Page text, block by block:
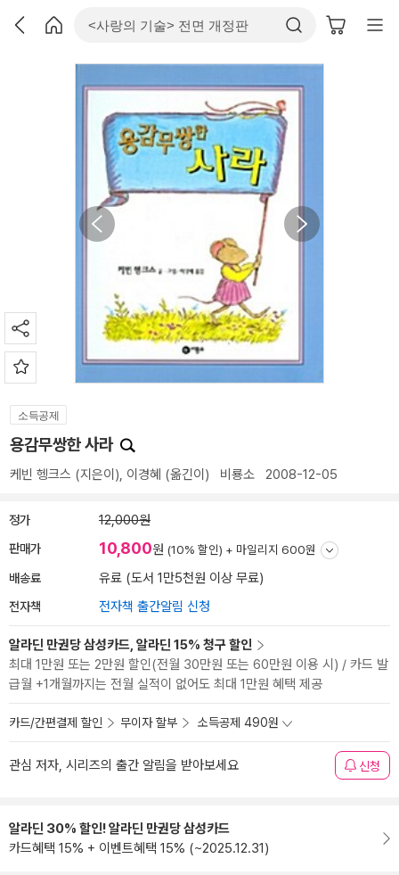
소득공제
용감무쌍한 사라
케빈 헹크스 (지은이), 이경혜 (옮긴이) 비룡소 2008-12-05
정가 12,000원
판매가 10,800원 (10% 할인) + 마일리지 600원
배송료 유료 (도서 1만5천원 이상 무료)
전자책 전자책 출간알림 신청
알라딘 만권당 삼성카드, 알라딘 15% 청구 할인
최대 1만원 또는 2만원 할인(전월 30만원 또는 60만원 이용 시) / 카드 발
급월 +1개월까지는 전월 실적이 없어도 최대 1만원 혜택 제공
카드/간편결제 할인 무이자 할부 소득공제 490원
관심 저자, 시리즈의 출간 알림을 받아보세요 신청
알라딘 30% 할인! 알라딘 만권당 삼성카드
카드혜택 15% + 이벤트혜택 15% (~2025.12.31)